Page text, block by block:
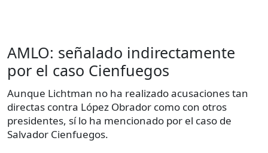
AMLO: señalado indirectamente
por el caso Cienfuegos
Aunque Lichtman no ha realizado acusaciones tan
directas contra López Obrador como con otros
presidentes, sí lo ha mencionado por el caso de
Salvador Cienfuegos.